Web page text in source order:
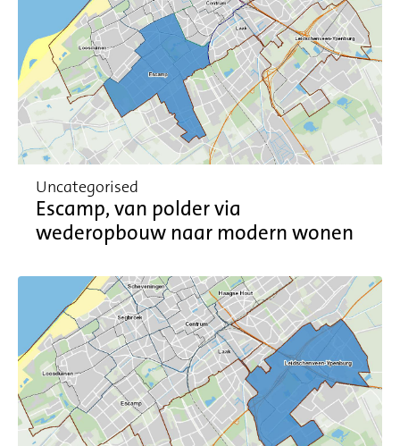
Uncategorised
Escamp, van polder via
wederopbouw naar modern wonen